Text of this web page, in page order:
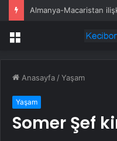
Almanya-Macaristan
Menü
Anasayfa /Yaşam
Yaşam
Somer Şef